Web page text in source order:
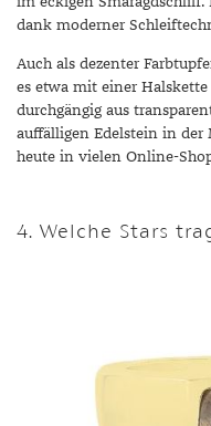
dank moderner
Auch als dezenter
es etwa mit einer
durchgängig aus
auffälligen Edelstein in der
heute in vielen Online-
4. Welche Stars